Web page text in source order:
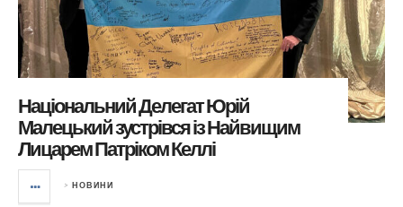
Національний Делегат Юрій
Малецький зустрівся із Найвищим
Лицарем Патріком Келлі
> НОВИНИ